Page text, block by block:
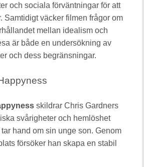
och sociala förväntningar för att
Samtidigt väcker filmen frågor om
mellan idealism och
är både en undersökning av
och dess begränsningar.
skildrar Chris Gardners
svårigheter och hemlöshet
hand om sin unge son. Genom
försöker han skapa en stabil